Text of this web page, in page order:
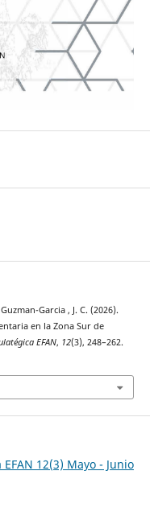
Garcia , J. C. (2026).
en la Zona Sur de
EFAN, 12(3), 248–262.
12(3) Mayo - Junio